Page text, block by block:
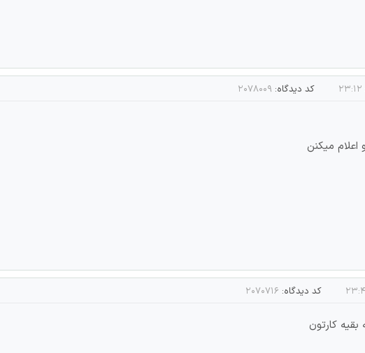
۲۳:۱۲ کد دیدگاه: ۲۰۷۸۰۰۹
میکنن
کد دیدگاه: ۲۰۷۰۷۱۶
کارتون